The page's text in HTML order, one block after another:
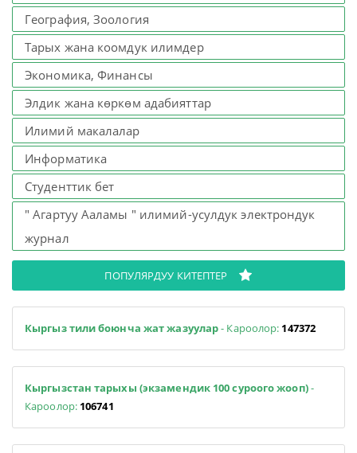
География, Зоология
Тарых жана коомдук илимдер
Экономика, Финансы
Элдик жана көркөм адабияттар
Илимий макалалар
Информатика
Студенттик бет
" Агартуу Ааламы " илимий-усулдук электрондук
журнал
ПОПУЛЯРДУУ КИТЕПТЕР
Кыргыз тили боюнча жат жазуулар- Кароолор: 147372
Кыргызстан тарыхы (экзамендик 100 суроого жооп)-
Кароолор: 106741